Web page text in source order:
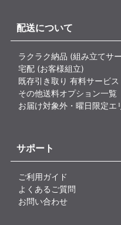
配送について
ラクラク納品 (組み立てサ
宅配 (お客様組立)
既存引き取り 有料サービス
その他送料オプション一覧
お届け対象外・曜日限定エ
サポート
ご利用ガイド
よくあるご質問
お問い合わせ